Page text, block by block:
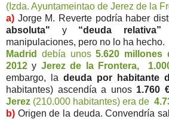
(Izda. Ayuntameintao de Jerez de la
a) Jorge M. Reverte podría haber
absoluta" y “deuda relativa”
manipulaciones, pero no lo ha hecho.
Madrid
debía unos5.620 millones
2012 y Jerez de la Frontera,
embargo, la deuda por habitante
habitantes) ascendía a unos 1.760
Jerez (210.000 habitantes) era de
b) Origen de la deuda. Convendría